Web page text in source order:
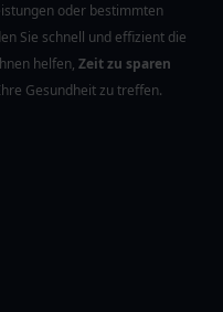
oder bestimmten
Sie schnell und effizient die
helfen, Zeit zu sparen
Gesundheit zu treffen.